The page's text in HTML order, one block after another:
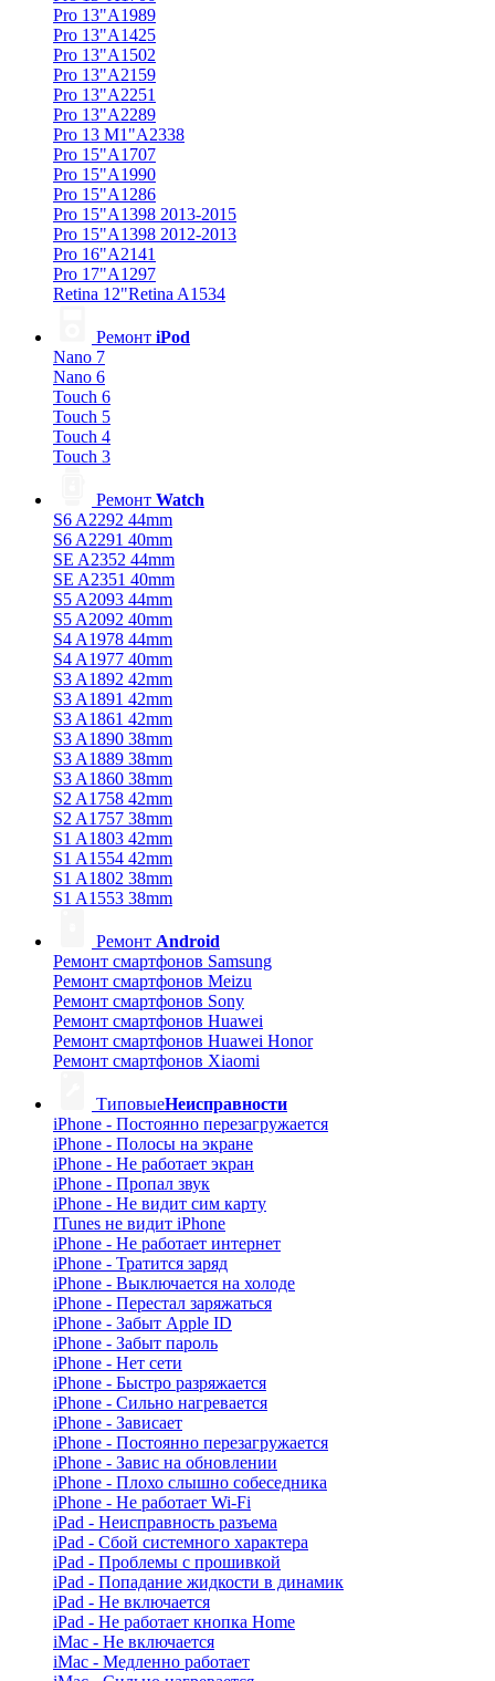
Pro 13"A1989
Pro 13"A1425
Pro 13"A1502
Pro 13"A2159
Pro 13"A2251
Pro 13"A2289
Pro 13 M1"A2338
Pro 15"A1707
Pro 15"A1990
Pro 15"A1286
Pro 15"A1398 2013-2015
Pro 15"A1398 2012-2013
Pro 16"A2141
Pro 17"A1297
Retina 12"Retina A1534
Ремонт iPod
Nano 7
Nano 6
Touch 6
Touch 5
Touch 4
Touch 3
Ремонт Watch
S6 A2292 44mm
S6 A2291 40mm
SE A2352 44mm
SE A2351 40mm
S5 A2093 44mm
S5 A2092 40mm
S4 A1978 44mm
S4 A1977 40mm
S3 A1892 42mm
S3 A1891 42mm
S3 A1861 42mm
S3 A1890 38mm
S3 A1889 38mm
S3 A1860 38mm
S2 A1758 42mm
S2 A1757 38mm
S1 A1803 42mm
S1 A1554 42mm
S1 A1802 38mm
S1 A1553 38mm
Ремонт Android
Ремонт смартфонов Samsung
Ремонт смартфонов Meizu
Ремонт смартфонов Sony
Ремонт смартфонов Huawei
Ремонт смартфонов Huawei Honor
Ремонт смартфонов Xiaomi
ТиповыеНеисправности
iPhone - Постоянно перезагружается
iPhone - Полосы на экране
iPhone - Не работает экран
iPhone - Пропал звук
iPhone - Не видит сим карту
ITunes не видит iPhone
iPhone - Не работает интернет
iPhone - Тратится заряд
iPhone - Выключается на холоде
iPhone - Перестал заряжаться
iPhone - Забыт Apple ID
iPhone - Забыт пароль
iPhone - Нет сети
iPhone - Быстро разряжается
iPhone - Сильно нагревается
iPhone - Зависает
iPhone - Постоянно перезагружается
iPhone - Завис на обновлении
iPhone - Плохо слышно собеседника
iPhone - Не работает Wi-Fi
iPad - Неисправность разъема
iPad - Сбой системного характера
iPad - Проблемы с прошивкой
iPad - Попадание жидкости в динамик
iPad - Не включается
iPad - Не работает кнопка Home
iMac - Не включается
iMac - Медленно работает